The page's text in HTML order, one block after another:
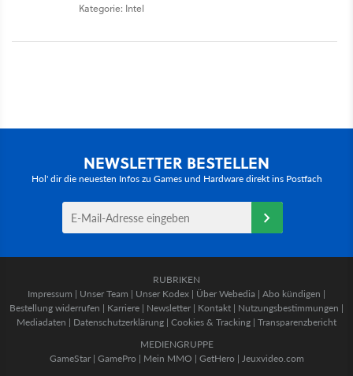
Kategorie: Intel
NEWSLETTER BESTELLEN
Hol' dir die neuesten Infos zu Games und Hardware direkt ins Postfach
RUBRIKEN
Impressum | Unser Team | Unser Kodex | Über Webedia | Abo kündigen |
Bestellung widerrufen | Karriere | Newsletter | Kontakt | Nutzungsbestimmungen |
Mediadaten | Datenschutzerklärung | Cookies & Tracking | Transparenzbericht
MEDIENGRUPPE
GameStar| GamePro | Mein MMO | GetHero | Jeuxvideo.com